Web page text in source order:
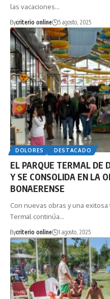
las vacaciones…
Bycriterio online 5 agosto, 2025
DOLORES DESTACADO
EL PARQUE TERMAL DE
Y SE CONSOLIDA EN LA
BONAERENSE
Con nuevas obras y una
Termal continúa…
Bycriterio online 1 agosto, 2025